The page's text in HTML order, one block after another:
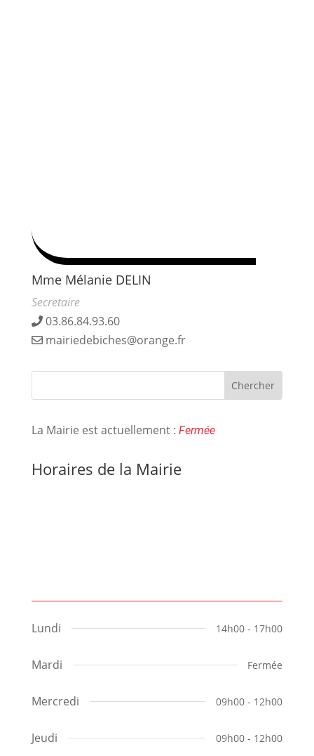
Mme Mélanie DELIN
Secretaire
03.86.84.93.60
mairiedebiches@orange.fr
La Mairie est actuellement : Fermée
Horaires de la Mairie
Lundi 14h00 - 17h00
Mardi Fermée
Mercredi 09h00 - 12h00
Jeudi 09h00 - 12h00